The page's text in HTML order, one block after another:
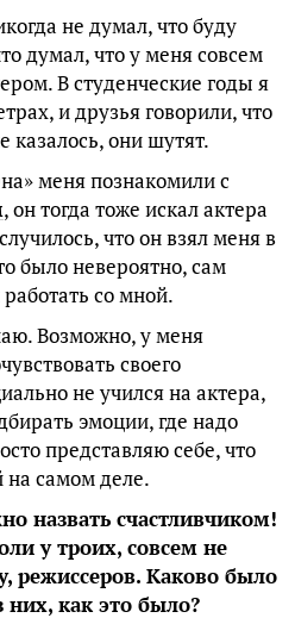
не думал, что буду
думал, что у меня совсем
В студенческие годы я
и друзья говорили, что
они шутят.
меня познакомили с
, он тогда тоже искал актера
что он взял меня в
было невероятно, сам
со мной.
Возможно, у меня
своего
не учился на актера,
эмоции, где надо
представляю себе, что
на самом деле.
назвать счастливчиком!
у троих, совсем не
режиссеров. Каково было
как это было?